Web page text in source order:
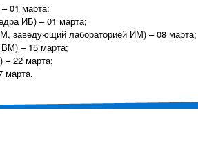
01 марта;
ИБ) – 01 марта;
заведующий лабораторией ИМ) – 08 марта;
ВМ) – 15 марта;
– 22 марта;
марта.